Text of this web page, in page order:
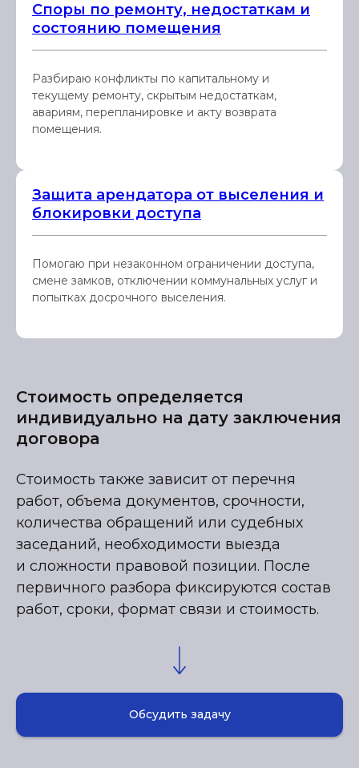
Споры по ремонту, недостаткам и
состоянию помещения
Разбираю конфликты по капитальному и
текущему ремонту, скрытым недостаткам,
авариям, перепланировке и акту возврата
помещения.
Защита арендатора от выселения и
блокировки доступа
Помогаю при незаконном ограничении доступа,
смене замков, отключении коммунальных услуг и
попытках досрочного выселения.
Стоимость определяется
индивидуально на дату заключения
договора
Стоимость также зависит от перечня
работ, объема документов, срочности,
количества обращений или судебных
заседаний, необходимости выезда
и сложности правовой позиции. После
первичного разбора фиксируются состав
работ, сроки, формат связи и стоимость.
Обсудить задачу